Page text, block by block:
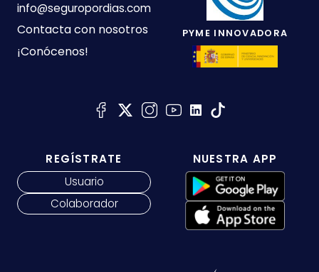
info@seguropordias.com
Contacta con nosotros
¡Conócenos!
PYME INNOVADORA
REGÍSTRATE
Usuario
Colaborador
NUESTRA APP